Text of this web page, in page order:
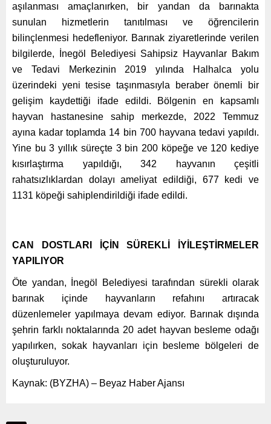
aşılanması amaçlanırken, bir yandan da barınakta
sunulan hizmetlerin tanıtılması ve öğrencilerin
bilinçlenmesi hedefleniyor. Barınak ziyaretlerinde verilen
bilgilerde, İnegöl Belediyesi Sahipsiz Hayvanlar Bakım
ve Tedavi Merkezinin 2019 yılında Halhalca yolu
üzerindeki yeni tesise taşınmasıyla beraber önemli bir
gelişim kaydettiği ifade edildi. Bölgenin en kapsamlı
hayvan hastanesine sahip merkezde, 2022 Temmuz
ayına kadar toplamda 14 bin 700 hayvana tedavi yapıldı.
Yine bu 3 yıllık süreçte 3 bin 200 köpeğe ve 120 kediye
kısırlaştırma yapıldığı, 342 hayvanın çeşitli
rahatsızlıklardan dolayı ameliyat edildiği, 677 kedi ve
1131 köpeği sahiplendirildiği ifade edildi.
CAN DOSTLARI İÇİN SÜREKLİ İYİLEŞTİRMELER
YAPILIYOR
Öte yandan, İnegöl Belediyesi tarafından sürekli olarak
barınak içinde hayvanların refahını artıracak
düzenlemeler yapılmaya devam ediyor. Barınak dışında
şehrin farklı noktalarında 20 adet hayvan besleme odağı
yapılırken, sokak hayvanları için besleme bölgeleri de
oluşturuluyor.
Kaynak: (BYZHA) – Beyaz Haber Ajansı